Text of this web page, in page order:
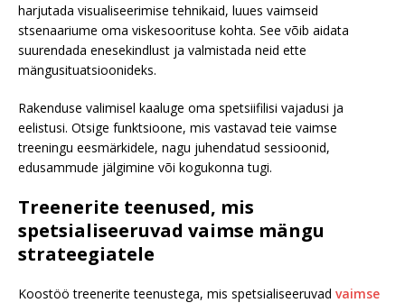
harjutada visualiseerimise tehnikaid, luues vaimseid
stsenaariume oma viskesoorituse kohta. See võib aidata
suurendada enesekindlust ja valmistada neid ette
mängusituatsioonideks.
Rakenduse valimisel kaaluge oma spetsiifilisi vajadusi ja
eelistusi. Otsige funktsioone, mis vastavad teie vaimse
treeningu eesmärkidele, nagu juhendatud sessioonid,
edusammude jälgimine või kogukonna tugi.
Treenerite teenused, mis
spetsialiseeruvad vaimse mängu
strateegiatele
Koostöö treenerite teenustega, mis spetsialiseeruvad vaimse